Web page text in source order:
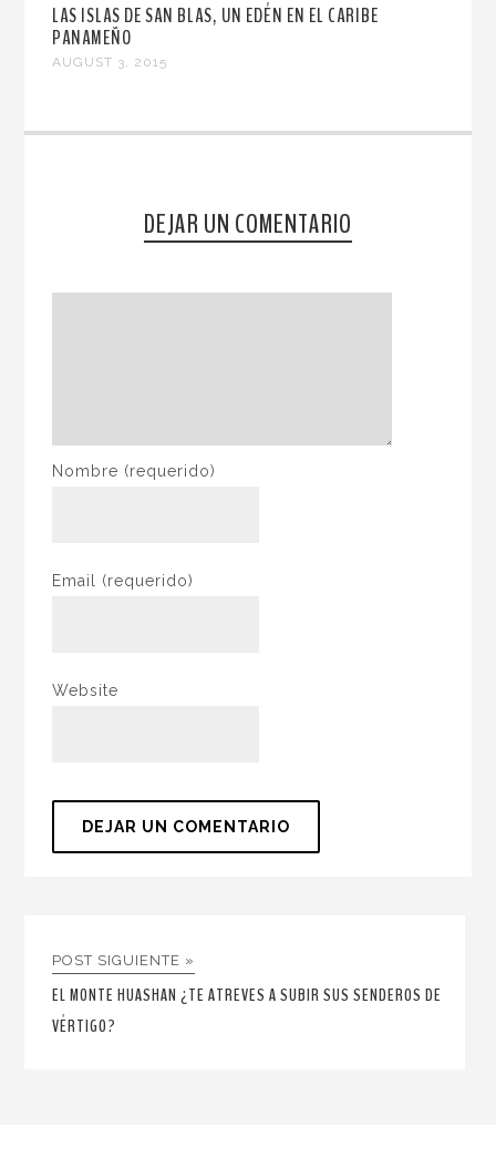
LAS ISLAS DE SAN BLAS, UN EDÉN EN EL CARIBE
PANAMEÑO
AUGUST 3, 2015
DEJAR UN COMENTARIO
Nombre (requerido)
Email (requerido)
Website
POST SIGUIENTE »
EL MONTE HUASHAN ¿TE ATREVES A SUBIR SUS SENDEROS DE
VÉRTIGO?